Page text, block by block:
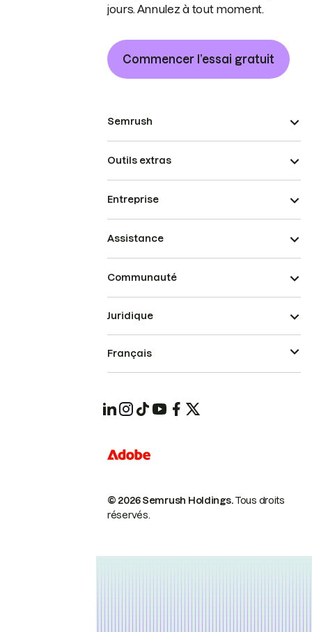
jours. Annulez à tout moment.
Commencer l’essai gratuit
Semrush
Outils extras
Entreprise
Assistance
Communauté
© 2026 Semrush Holdings.Tous droits
réservés.
Juridique
Français